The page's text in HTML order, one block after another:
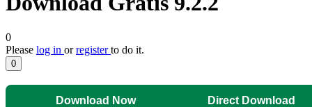
0
Please log in orregisterto do it.
0
Download Now Direct Download